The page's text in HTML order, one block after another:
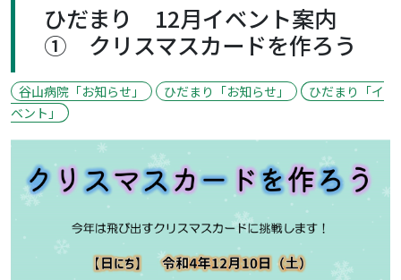
ひだまり 12月イベント案内
① クリスマスカードを作ろう
谷山病院「お知らせ」 ひだまり「お知らせ」
ひだまり「イ
ベント」